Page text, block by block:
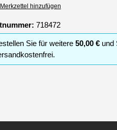
hinzufügen
718472
Sie für weitere 50,00 €und